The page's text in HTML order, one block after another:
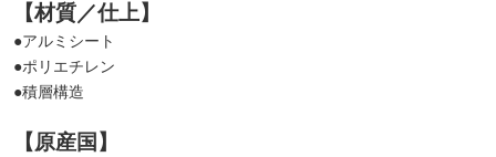
【材質／仕上】
●アルミシート
●ポリエチレン
●積層構造
【原産国】